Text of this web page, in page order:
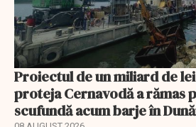
Proiectul de un miliard de
proteja Cernavodă a rămas
scufundă acum barje în